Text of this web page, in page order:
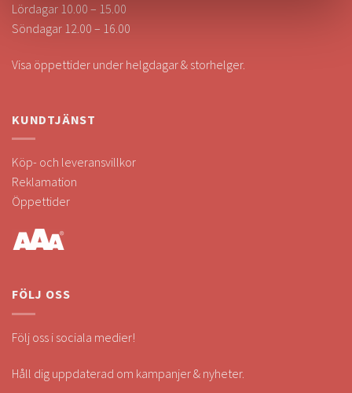
Lördagar 10.00 – 15.00
Söndagar 12.00 – 16.00
Visa öppettider under helgdagar & storhelger.
KUNDTJÄNST
Köp- och leveransvillkor
Reklamation
Öppettider
FÖLJ OSS
Följ oss i sociala medier!
Håll dig uppdaterad om kampanjer & nyheter.